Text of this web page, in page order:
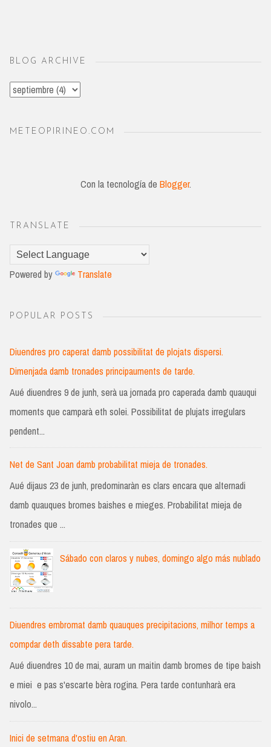
BLOG ARCHIVE
METEOPIRINEO.COM
Con la tecnología de Blogger.
TRANSLATE
Powered by Translate
POPULAR POSTS
Diuendres pro caperat damb possibilitat de plojats dispersi.
Dimenjada damb tronades principauments de tarde.
Aué diuendres 9 de junh, serà ua jornada pro caperada damb quauqui
moments que camparà eth solei. Possibilitat de plujats irregulars
pendent...
Net de Sant Joan damb probabilitat mieja de tronades.
Aué dijaus 23 de junh, predominaràn es clars encara que alternadi
damb quauques bromes baishes e mieges. Probabilitat mieja de
tronades que ...
Sábado con claros y nubes, domingo algo más nublado
Diuendres embromat damb quauques precipitacions, milhor temps a
compdar deth dissabte pera tarde.
Aué diuendres 10 de mai, auram un maitin damb bromes de tipe baish
e miei e pas s'escarte bèra rogina. Pera tarde contunharà era
nivolo...
Inici de setmana d'ostiu en Aran.